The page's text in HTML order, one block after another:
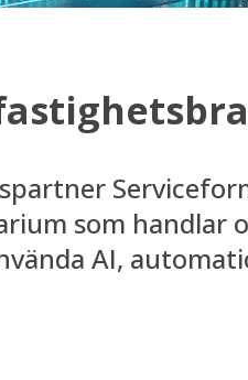
som handlar
AI,